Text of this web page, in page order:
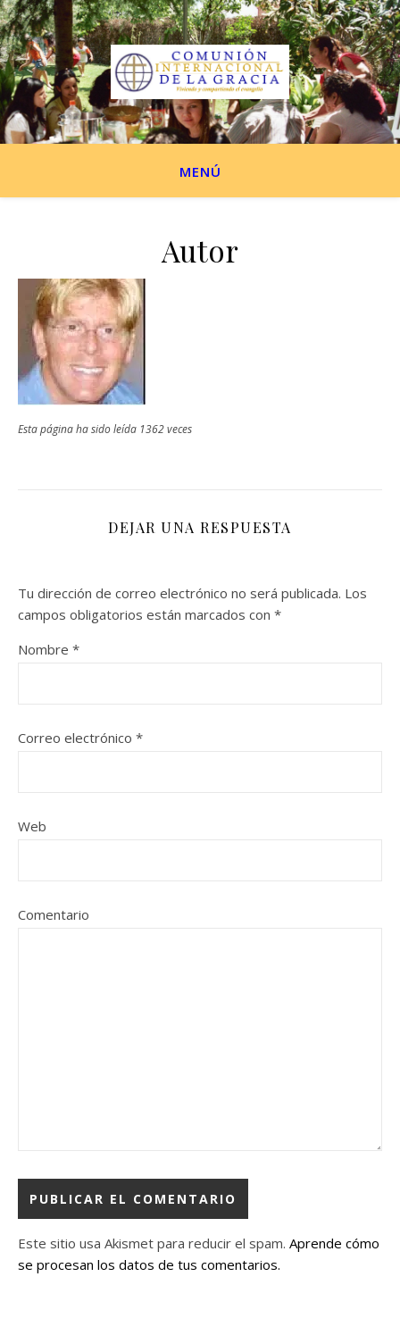
MENÚ
Autor
Esta página ha sido leída 1362 veces
DEJAR UNA RESPUESTA
Tu dirección de correo electrónico no será publicada. Los
campos obligatorios están marcados con *
Nombre *
Correo electrónico *
Web
Comentario
Este sitio usa Akismet para reducir el spam. Aprende cómo
se procesan los datos de tus comentarios.